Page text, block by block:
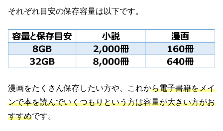
それぞれ目安の保存容量は以下です。
漫画をたくさん保存したい方や、これから電子書籍をメイ
ンで本を読んでいくつもりという方は容量が大きい方がお
すすめです。